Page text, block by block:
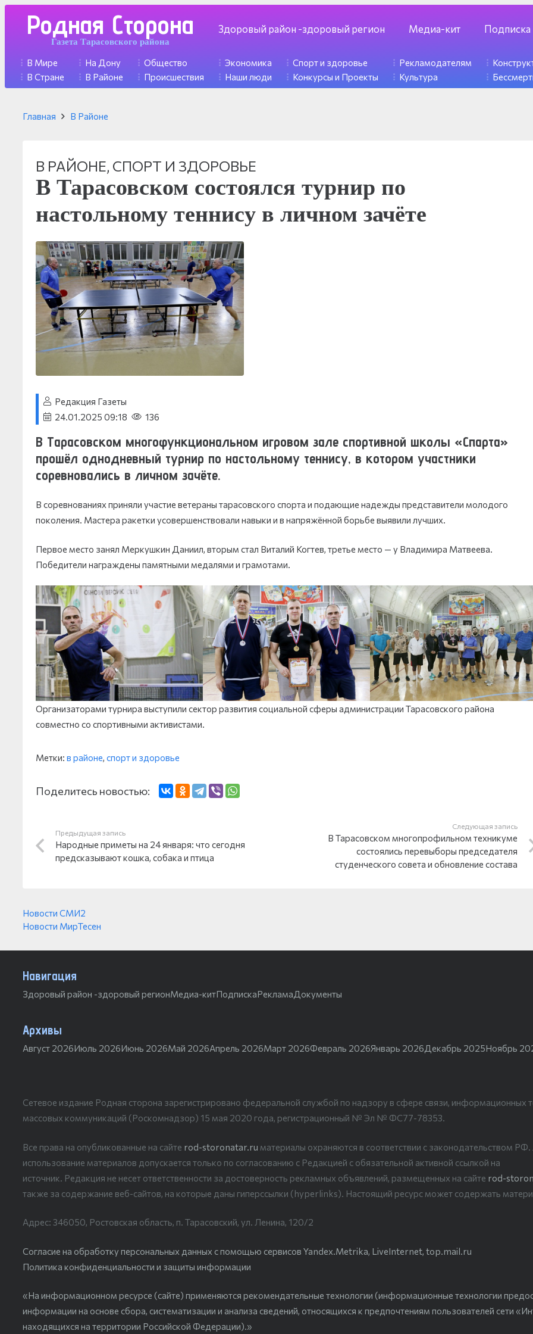
Родная Сторона
Газета Тарасовского района
Здоровый район -здоровый регион Медиа-кит Подписка
В Мире
В Стране
На Дону
В Районе
Общество
Происшествия
Экономика
Наши люди
Спорт и здоровье
Конкурсы и Проекты
Рекламодателям
Культура
Главная В Районе
В РАЙОНЕ, СПОРТ И ЗДОРОВЬЕ
В Тарасовском состоялся турнир по
настольному теннису в личном зачёте
Редакция Газеты
24.01.2025 09:18
136
В Тарасовском многофункциональном игровом зале спортивной школы «Спарта»
прошёл однодневный турнир по настольному теннису, в котором участники
соревновались в личном зачёте.
В соревнованиях приняли участие ветераны тарасовского спорта и подающие надежды представители молодого
поколения. Мастера ракетки усовершенствовали навыки и в напряжённой борьбе выявили лучших.
Первое место занял Меркушкин Даниил, вторым стал Виталий Когтев, третье место — у Владимира Матвеева.
Победители награждены памятными медалями и грамотами.
Организаторами турнира выступили сектор развития социальной сферы администрации Тарасовского района
совместно со спортивными активистами.
Метки: в районе, спорт и здоровье
Поделитесь новостью:
Предыдущая запись
Народные приметы на 24 января: что сегодня
предсказывают кошка, собака и птица
Следующая запись
В Тарасовском многопрофильном техникуме
состоялись перевыборы председателя
студенческого совета и обновление состава
Новости СМИ2
Новости МирТесен
Навигация
Здоровый район -здоровый регионМедиа-китПодпискаРеклама Документы
Архивы
Август 2026Июль 2026Июнь 2026Май 2026Апрель 2026Март 2026Февраль 2026Январь 2026 Декабрь 2025Ноябрь
Сетевое издание Родная сторона зарегистрировано федеральной службой по надзору в сфере связи, информационных
массовых коммуникаций (Роскомнадзор) 15 мая 2020 года, регистрационный № Эл № ФС77-78353.
Все права на опубликованные на сайте rod-storonatar.ru материалы охраняются в соответствии с законодательством
использование материалов допускается только по согласованию с Редакцией с обязательной активной ссылкой на
источник. Редакция не несет ответственности за достоверность рекламных объявлений, размещенных на сайте rod-
также за содержание веб-сайтов, на которые даны гиперссылки (hyperlinks). Настоящий ресурс может содержать
Адрес: 346050, Ростовская область, п. Тарасовский, ул. Ленина, 120/2
Согласие на обработку персональных данных с помощью сервисов Yandex.Metrika, LiveInternet, top.mail.ru
Политика конфиденциальности и защиты информации
«На информационном ресурсе (сайте) применяются рекомендательные технологии (информационные технологии
информации на основе сбора, систематизации и анализа сведений, относящихся к предпочтениям пользователей сети
находящихся на территории Российской Федерации).»